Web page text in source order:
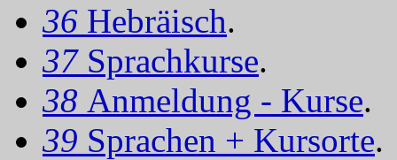
36 Hebräisch.
37 Sprachkurse.
38 Anmeldung - Kurse.
39 Sprachen + Kursorte.